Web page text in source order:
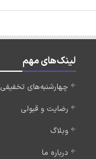
لینک‌های مهم
چهارشنبه‌های تخفیفی
رضایت و قبولی
وبلاگ
درباره ما